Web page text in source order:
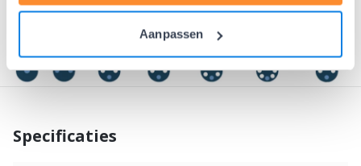
Aanpassen
Specificaties